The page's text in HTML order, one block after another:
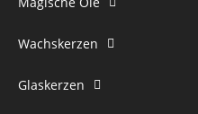
Wachskerzen
Glaskerzen